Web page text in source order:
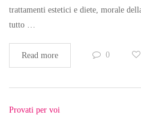
trattamenti estetici e diete, morale
tutto …
Read more 0
Provati per voi